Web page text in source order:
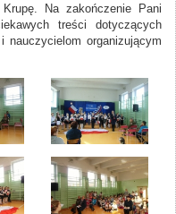
Na zakończenie Pani
treści dotyczących
nauczycielom organizującym